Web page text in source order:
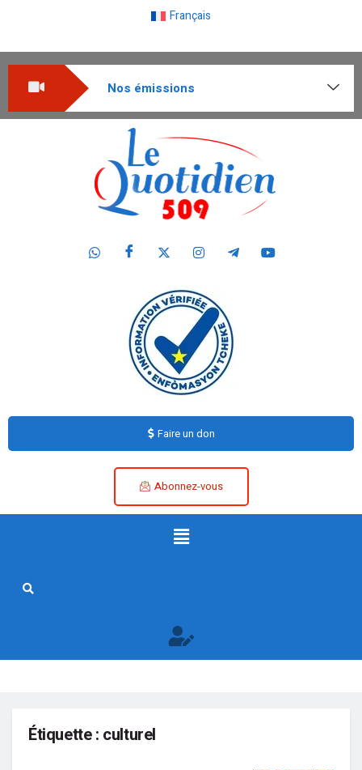
Français
Nos émissions
Faire un don
Abonnez-vous
Étiquette : culturel